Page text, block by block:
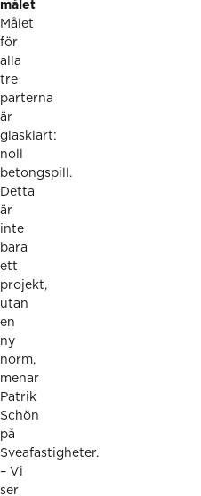
målet
Målet
för
alla
tre
parterna
är
glasklart:
noll
betongspill.
Detta
är
inte
bara
ett
projekt,
utan
en
ny
norm,
menar
Patrik
Schön
på
Sveafastigheter.
– Vi
ser